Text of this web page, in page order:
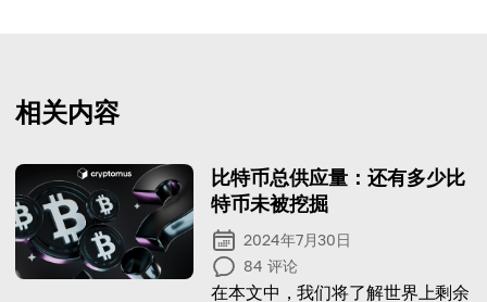
相关内容
比特币总供应量：还有多少比
特币未被挖掘
2024年7月30日
84 评论
在本文中，我们将了解世界上剩余